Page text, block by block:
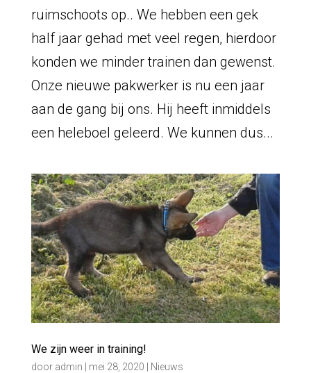
ruimschoots op.. We hebben een gek
half jaar gehad met veel regen, hierdoor
konden we minder trainen dan gewenst.
Onze nieuwe pakwerker is nu een jaar
aan de gang bij ons. Hij heeft inmiddels
een heleboel geleerd. We kunnen dus...
We zijn weer in training!
door admin mei 28, 2020 Nieuws